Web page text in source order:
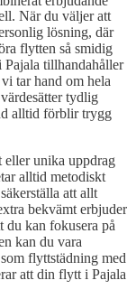
När du väljer att
lösning, där
flytten så smidig
tillhandahåller
tar hand om hela
tydlig
alltid förblir trygg
eller unika uppdrag
alltid metodiskt
att allt
bekvämt erbjuder
du kan fokusera på
kan du vara
flyttstädning med
att din flytt i Pajala